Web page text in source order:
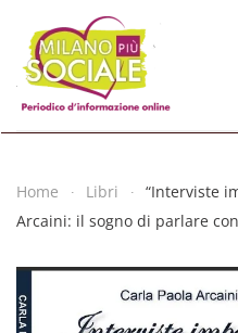
Skip to main content
Home Libri
“Interviste
Arcaini: il sogno di parlare